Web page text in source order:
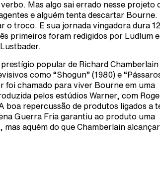
Mas algo sai errado nesse projeto
e alguém tenta descartar Bourne.
o troco. E sua jornada vingadora dura 12
primeiros foram redigidos por Ludlum
prestígio popular de Richard
como “Shogun” (1980) e
foi chamado para viver Bourne em uma
pelos estúdios Warner, com
boa repercussão de produtos ligados a
Guerra Fria garantiu ao produto uma
mas aquém do que Chamberlain